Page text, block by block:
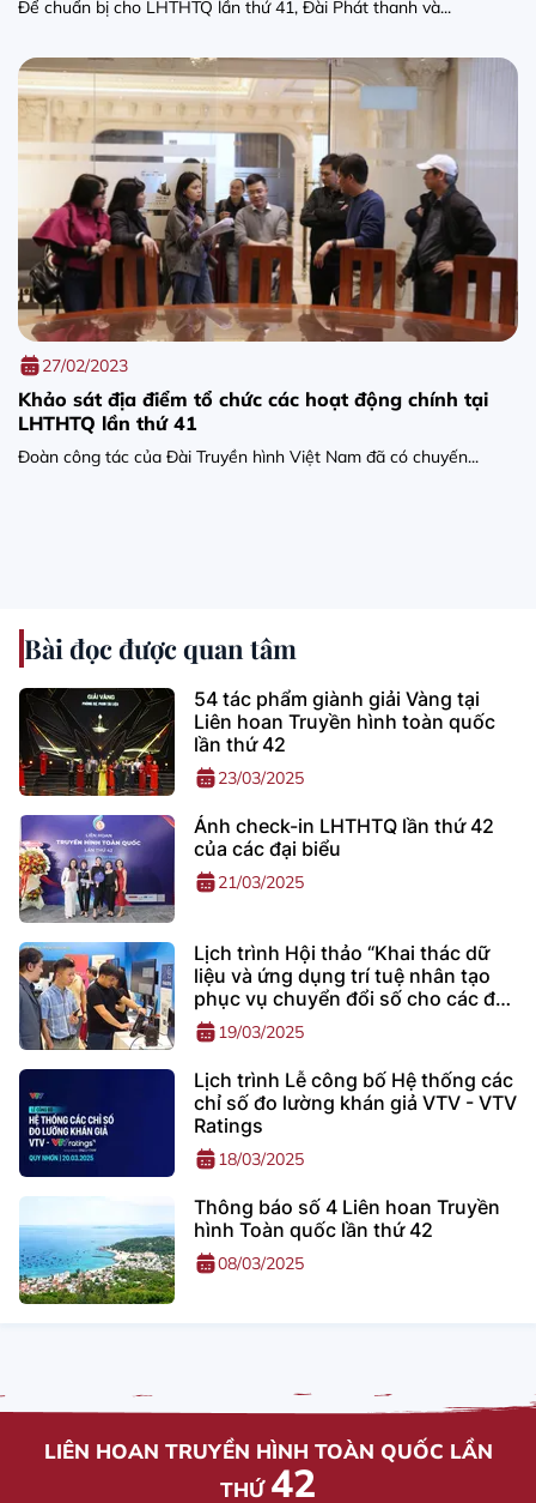
Bài đọc được quan tâm
54 tác phẩm giành giải Vàng tại
Liên hoan Truyền hình toàn quốc
lần thứ 42
23/03/2025
Ảnh check-in LHTHTQ lần thứ 42
của các đại biểu
21/03/2025
Lịch trình Hội thảo “Khai thác dữ
liệu và ứng dụng trí tuệ nhân tạo
phục vụ chuyển đổi số cho các đài
truyền hình”
19/03/2025
Lịch trình Lễ công bố Hệ thống các
chỉ số đo lường khán giả VTV - VTV
Ratings
18/03/2025
Thông báo số 4 Liên hoan Truyền
hình Toàn quốc lần thứ 42
08/03/2025
Để chuẩn bị cho LHTHTQ lần thứ 41, Đài Phát thanh và...
Khảo sát địa điểm tổ chức các hoạt động chính tại
LHTHTQ lần thứ 41
27/02/2023
Đoàn công tác của Đài Truyền hình Việt Nam đã có chuyến...
LIÊN HOAN TRUYỀN HÌNH TOÀN QUỐC LẦN
THỨ 42